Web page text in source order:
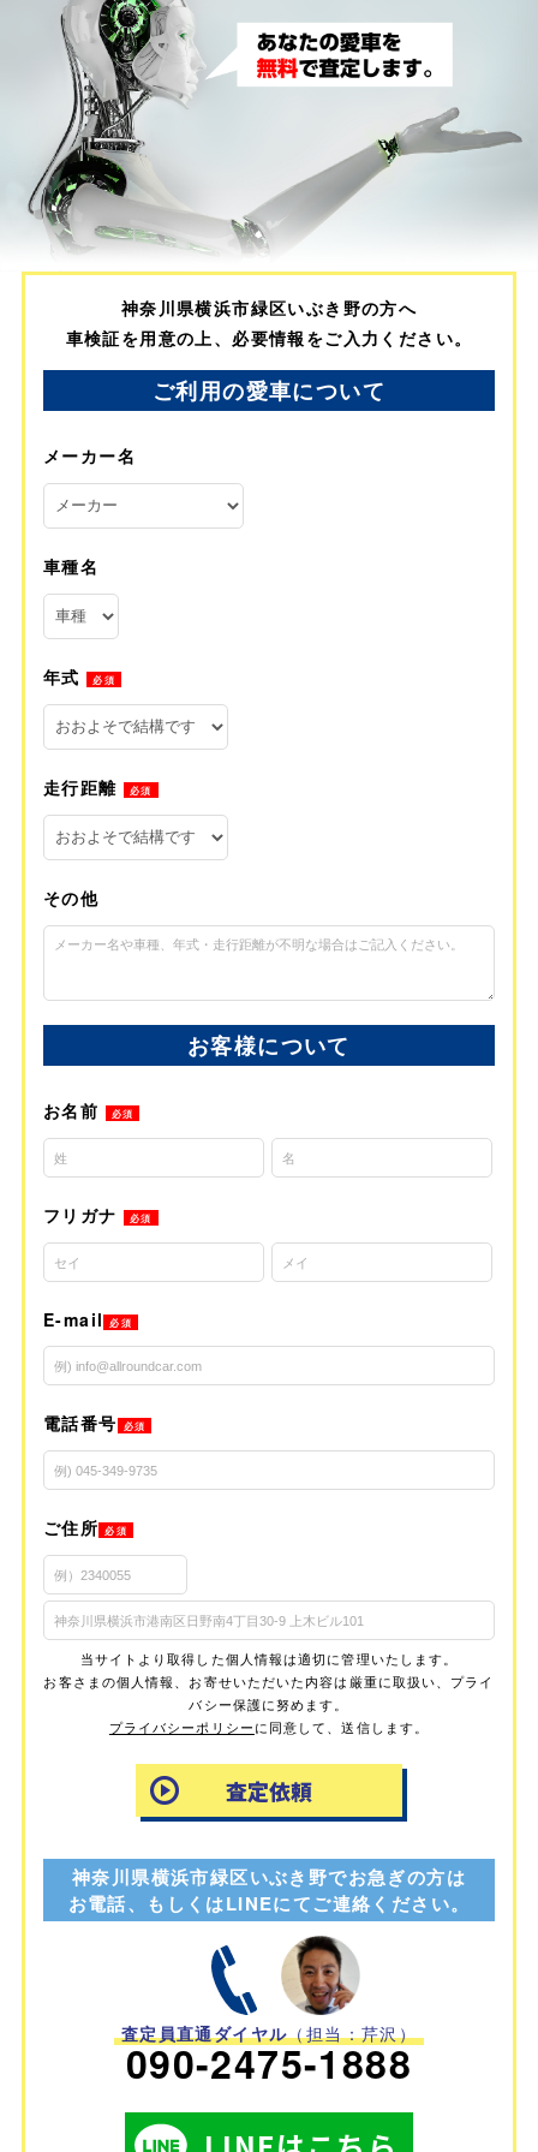
神奈川県横浜市緑区いぶき野の方へ
車検証を用意の上、必要情報をご入力ください。
ご利用の愛車について
メーカー名
車種名
年式 必須
走行距離 必須
その他
お客様について
お名前 必須
フリガナ 必須
E-mail 必須
電話番号 必須
ご住所 必須
当サイトより取得した個人情報は適切に管理いたします。
お客さまの個人情報、お寄せいただいた内容は厳重に取扱い、プライ
バシー保護に努めます。
プライバシーポリシーに同意して、送信します。
神奈川県横浜市緑区いぶき野でお急ぎの方は
お電話、もしくはLINEにてご連絡ください。
査定員直通ダイヤル（担当：芹沢）
090-2475-1888